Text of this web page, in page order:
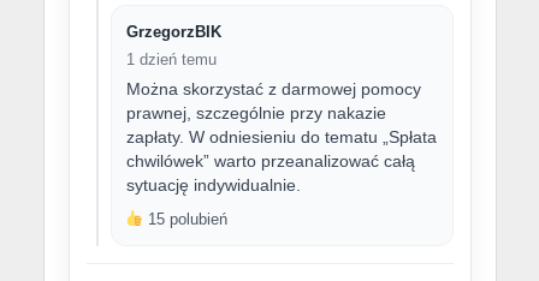
GrzegorzBIK
1 dzień temu
Można skorzystać z darmowej pomocy
prawnej, szczególnie przy nakazie
zapłaty. W odniesieniu do tematu „Spłata
chwilówek” warto przeanalizować całą
sytuację indywidualnie.
15 polubień